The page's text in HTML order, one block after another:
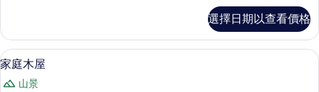
有
相
片
樓
2~5
人
的
詳
選擇日期以查看價格
顯
示
家庭木屋 | 遮光布/窗簾、免費無線上
6
家庭木屋
山景